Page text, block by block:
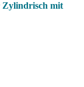
mit